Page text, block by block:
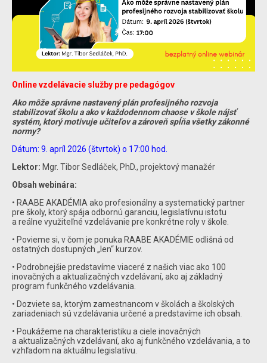
Online vzdelávacie služby pre pedagógov
Ako môže správne nastavený plán profesijného rozvoja
stabilizovať školu a ako v každodennom chaose v škole nájsť
systém, ktorý motivuje učiteľov a zároveň spĺňa všetky zákonné
normy?
Dátum: 9. apríl 2026 (štvrtok) o 17:00 hod.
Lektor: Mgr. Tibor Sedláček, PhD., projektový manažér
Obsah webinára:
• RAABE AKADÉMIA ako profesionálny a systematický partner
pre školy, ktorý spája odbornú garanciu, legislatívnu istotu
a reálne využiteľné vzdelávanie pre konkrétne roly v škole.
• Povieme si, v čom je ponuka RAABE AKADÉMIE odlišná od
ostatných dostupných „len“ kurzov.
• Podrobnejšie predstavíme viaceré z našich viac ako 100
inovačných a aktualizačných vzdelávaní, ako aj základný
program funkčného vzdelávania.
• Dozviete sa, ktorým zamestnancom v školách a školských
zariadeniach sú vzdelávania určené a predstavíme ich obsah.
• Poukážeme na charakteristiku a ciele inovačných
a aktualizačných vzdelávaní, ako aj funkčného vzdelávania, a to
vzhľadom na aktuálnu legislatívu.